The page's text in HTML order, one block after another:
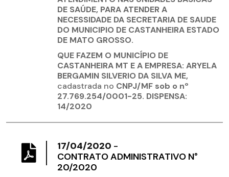
DE SAÚDE, PARA ATENDER A
NECESSIDADE DA SECRETARIA DE SAUDE
DO MUNICIPIO DE CASTANHEIRA ESTADO
DE MATO GROSSO.
QUE FAZEM O MUNICÍPIO DE
CASTANHEIRA MT E A EMPRESA: ARYELA
BERGAMIN SILVERIO DA SILVA ME,
cadastrada no CNPJ/MF sob o nº
27.769.254/0001-25. DISPENSA:
14/2020
17/04/2020 -
CONTRATO ADMINISTRATIVO N°
20/2020